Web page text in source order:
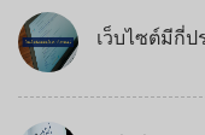
เว็บไซต์มีกี่